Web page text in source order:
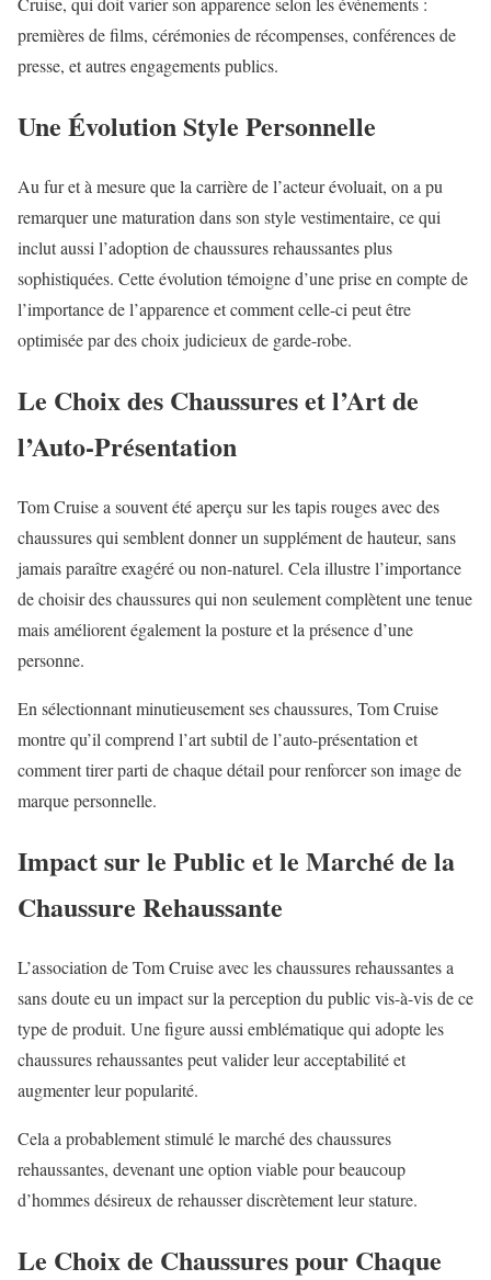
premières de films, cérémonies de récompenses, conférences de
presse, et autres engagements publics.
Une Évolution Style Personnelle
Au fur et à mesure que la carrière de l’acteur évoluait, on a pu
remarquer une maturation dans son style vestimentaire, ce qui
inclut aussi l’adoption de chaussures rehaussantes plus
sophistiquées. Cette évolution témoigne d’une prise en compte de
l’importance de l’apparence et comment celle-ci peut être
optimisée par des choix judicieux de garde-robe.
Le Choix des Chaussures et l’Art de
l’Auto-Présentation
Tom Cruise a souvent été aperçu sur les tapis rouges avec des
chaussures qui semblent donner un supplément de hauteur, sans
jamais paraître exagéré ou non-naturel. Cela illustre l’importance
de choisir des chaussures qui non seulement complètent une tenue
mais améliorent également la posture et la présence d’une
personne.
En sélectionnant minutieusement ses chaussures, Tom Cruise
montre qu’il comprend l’art subtil de l’auto-présentation et
comment tirer parti de chaque détail pour renforcer son image de
marque personnelle.
Impact sur le Public et le Marché de la
Chaussure Rehaussante
L’association de Tom Cruise avec les chaussures rehaussantes a
sans doute eu un impact sur la perception du public vis-à-vis de ce
type de produit. Une figure aussi emblématique qui adopte les
chaussures rehaussantes peut valider leur acceptabilité et
augmenter leur popularité.
Cela a probablement stimulé le marché des chaussures
rehaussantes, devenant une option viable pour beaucoup
d’hommes désireux de rehausser discrètement leur stature.
Le Choix de Chaussures pour Chaque